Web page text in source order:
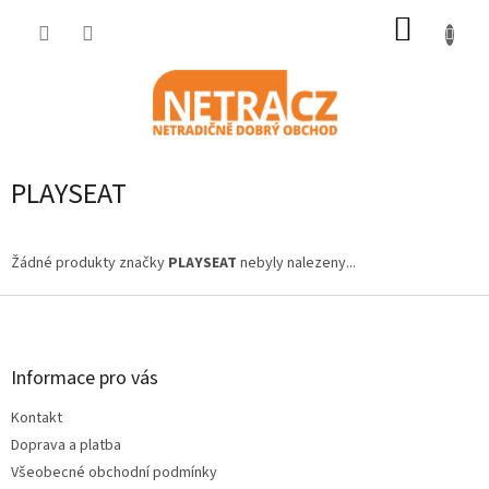
PLAYSEAT
Žádné produkty značky PLAYSEAT nebyly nalezeny...
Z
Informace pro vás
Kontakt
Doprava a platba
Všeobecné obchodní podmínky